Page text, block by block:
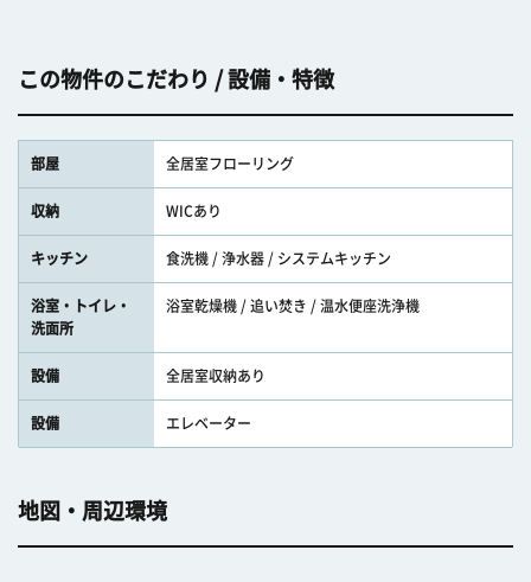
この物件のこだわり / 設備・特徴
部屋 全居室フローリング
収納 WICあり
キッチン 食洗機 / 浄水器 / システムキッチン
浴室・トイレ・
洗面所
浴室乾燥機 / 追い焚き / 温水便座洗浄機
設備 全居室収納あり
設備 エレベーター
地図・周辺環境